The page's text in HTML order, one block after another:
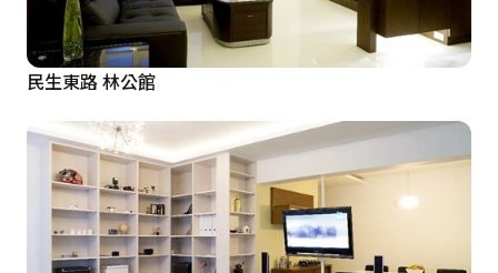
民生東路 林公館